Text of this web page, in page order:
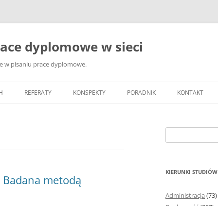
dyplomowe w sieci
w pisaniu prace dyplomowe.
REFERATY KONSPEKTY PORADNIK
JAK ZBIERAĆ I OPRACOWYWAĆ
BIBLIOGRAFICZNYCH
KONTAKT
metodą
KIERUNKI STUDIÓW
Administracja (73)